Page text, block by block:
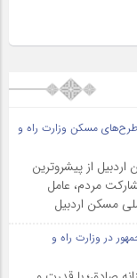
مسکن وزارت راه و
از پیشروترین
مردم، عامل
مسکن اردبیل
در وزارت راه و